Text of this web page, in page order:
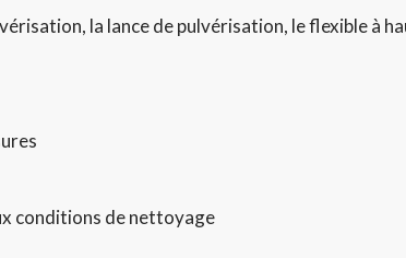
la lance de pulvérisation, le flexible à
conditions de nettoyage